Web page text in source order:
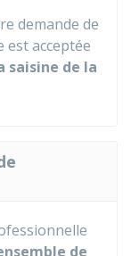
demande de
acceptée
saisine de la
de